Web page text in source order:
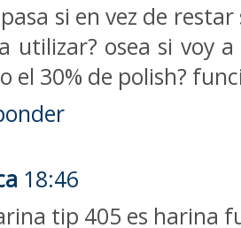
si en vez de
utilizar? osea si voy
el 30% de polish?
18:46
tip 405 es harina